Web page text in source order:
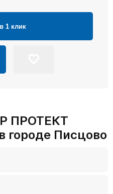
1 клик
ПРОТЕКТ
Писцово